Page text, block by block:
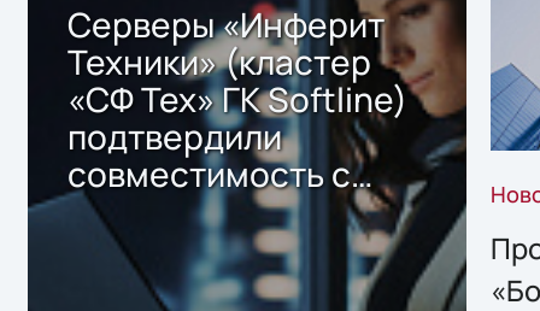
Серверы «Инферит
Техники» (кластер
«СФ Тех» ГК Softline)
подтвердили
совместимость с
решением Sharx
Storage 2.x для
хранения данных